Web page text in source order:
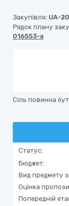
Закупівля: UA-
Рядок плану
016553-a
Сіль повинна
Статус:
Бюджет:
Вид предмету
Оцінка
Попередній